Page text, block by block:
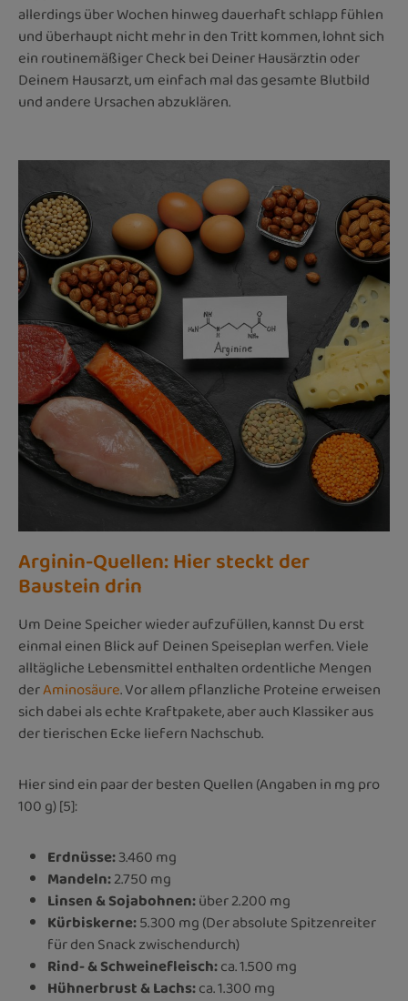
allerdings über Wochen hinweg dauerhaft schlapp fühlen
und überhaupt nicht mehr in den Tritt kommen, lohnt sich
ein routinemäßiger Check bei Deiner Hausärztin oder
Deinem Hausarzt, um einfach mal das gesamte Blutbild
und andere Ursachen abzuklären.
Arginin-Quellen: Hier steckt der
Baustein drin
Um Deine Speicher wieder aufzufüllen, kannst Du erst
einmal einen Blick auf Deinen Speiseplan werfen. Viele
alltägliche Lebensmittel enthalten ordentliche Mengen
derAminosäure. Vor allem pflanzliche Proteine erweisen
sich dabei als echte Kraftpakete, aber auch Klassiker aus
der tierischen Ecke liefern Nachschub.
Hier sind ein paar der besten Quellen (Angaben in mg pro
100 g) [5]:
Erdnüsse:3.460 mg
Mandeln:2.750 mg
Linsen & Sojabohnen:über 2.200 mg
Kürbiskerne:5.300 mg (Der absolute Spitzenreiter
für den Snack zwischendurch)
Rind- & Schweinefleisch:ca. 1.500 mg
Hühnerbrust & Lachs:ca. 1.300 mg